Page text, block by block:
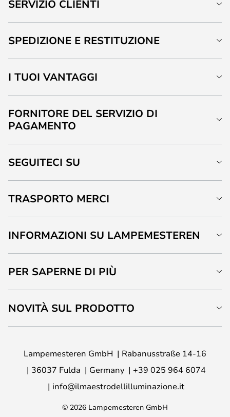
SERVIZIO CLIENTI
SPEDIZIONE E RESTITUZIONE
I TUOI VANTAGGI
FORNITORE DEL SERVIZIO DI
PAGAMENTO
SEGUITECI SU
TRASPORTO MERCI
INFORMAZIONI SU LAMPEMESTEREN
PER SAPERNE DI PIÙ
NOVITÀ SUL PRODOTTO
Lampemesteren GmbH
Rabanusstraße 14-16
36037 Fulda
Germany
+39 025 964 6074
info@ilmaestrodellilluminazione.it
© 2026 Lampemesteren GmbH